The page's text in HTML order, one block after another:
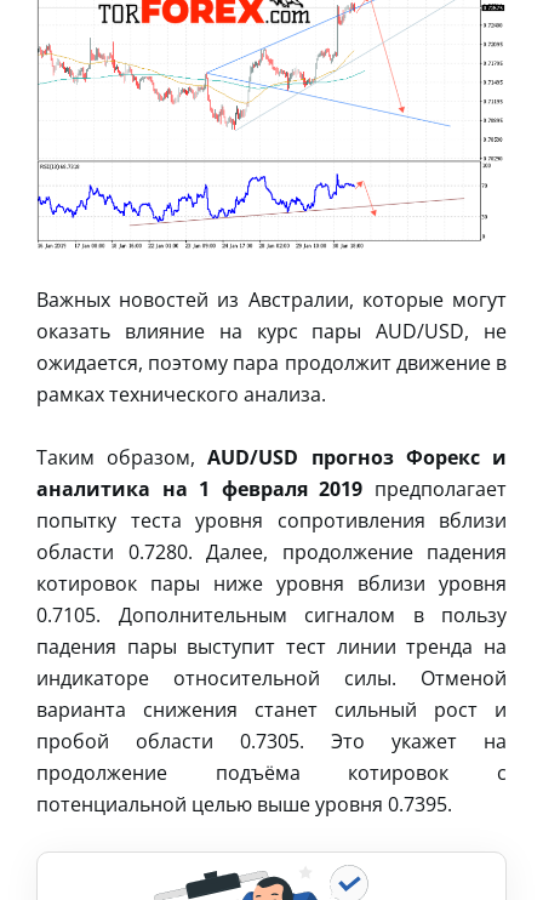
Важных новостей из Австралии, которые могут
оказать влияние на курс пары AUD/USD, не
ожидается, поэтому пара продолжит движение в
рамках технического анализа.
Таким образом,AUD/USD прогноз Форекс и
аналитика на 1 февраля 2019 предполагает
попытку теста уровня сопротивления вблизи
области 0.7280. Далее, продолжение падения
котировок пары ниже уровня вблизи уровня
0.7105. Дополнительным сигналом в пользу
падения пары выступит тест линии тренда на
индикаторе относительной силы. Отменой
варианта снижения станет сильный рост и
пробой области 0.7305. Это укажет на
продолжение подъёма котировок с
потенциальной целью выше уровня 0.7395.